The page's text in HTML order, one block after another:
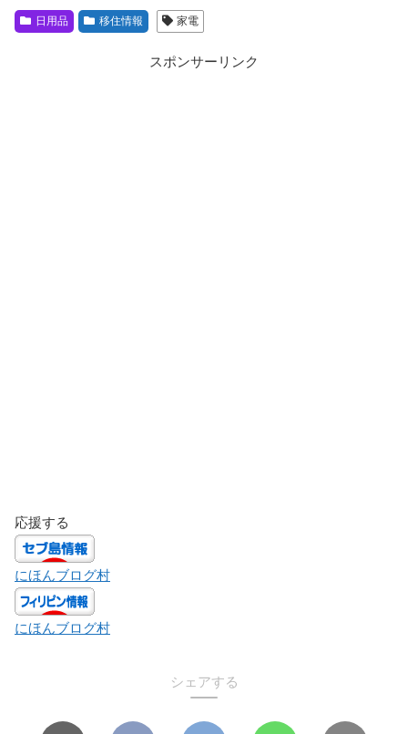
日用品 移住情報 家電
スポンサーリンク
応援する
にほんブログ村
にほんブログ村
シェアする